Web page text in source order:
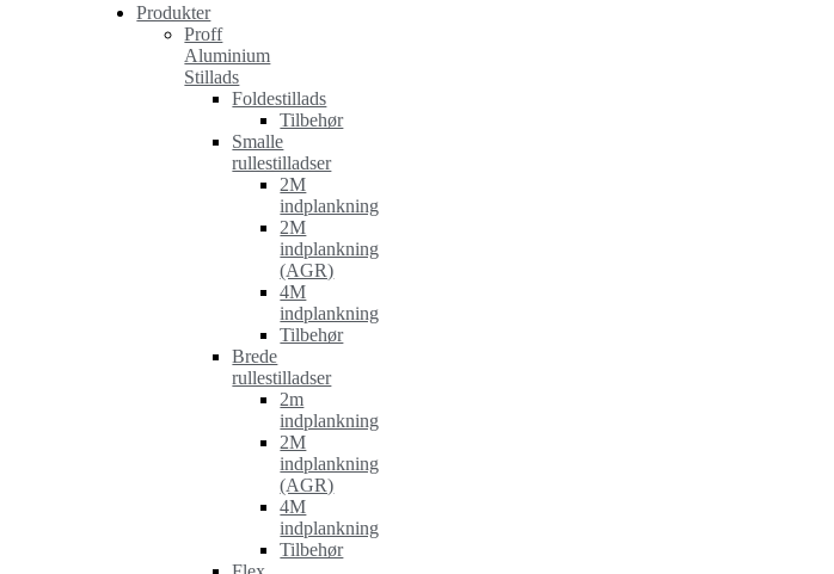
Produkter
Proff
Aluminium
Stillads
Foldestillads
Tilbehør
Smalle
rullestilladser
2M
indplankning
2M
indplankning
(AGR)
4M
indplankning
Tilbehør
Brede
rullestilladser
2m
indplankning
2M
indplankning
(AGR)
4M
indplankning
Tilbehør